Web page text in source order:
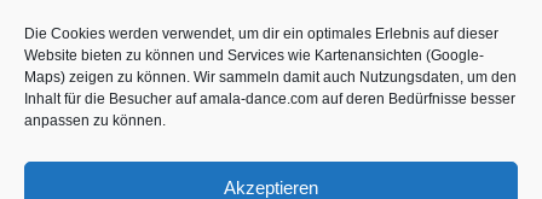
Die Cookies werden verwendet, um dir ein optimales Erlebnis auf dieser
Website bieten zu können und Services wie Kartenansichten (Google-
Maps) zeigen zu können. Wir sammeln damit auch Nutzungsdaten, um den
Inhalt für die Besucher auf amala-dance.com auf deren Bedürfnisse besser
anpassen zu können.
Akzeptieren
20